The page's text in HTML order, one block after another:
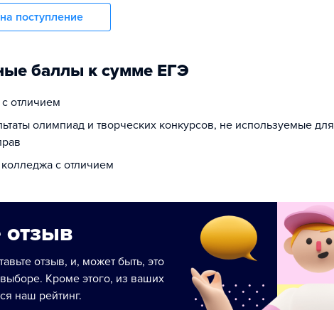
поступление
баллы к сумме ЕГЭ
с отличием
олимпиад и творческих конкурсов, не используемые для
с отличием
отзыв
отзыв, и, может быть, это
Кроме этого, из ваших
наш рейтинг.